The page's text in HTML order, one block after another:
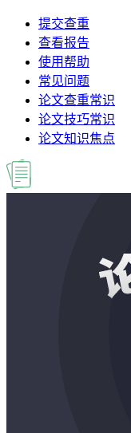
提交查重
查看报告
使用帮助
常见问题
论文查重常识
论文技巧常识
论文知识焦点